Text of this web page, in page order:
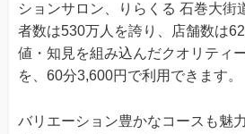
ションサロン、りらくる 石巻大街
者数は530万人を誇り、店舗数は
値・知見を組み込んだクオリティ
を、60分3,600円で利用できます。
バリエーション豊かなコースも魅